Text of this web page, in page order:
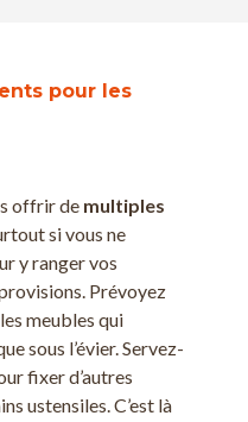
pour les
offrir de multiples
si vous ne
y ranger vos
Prévoyez
meubles qui
sous l’évier. Servez-
fixer d’autres
ustensiles. C’est là